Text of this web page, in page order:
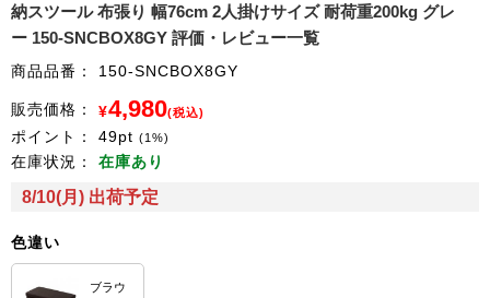
納スツール 布張り 幅76cm 2人掛けサイズ 耐荷重200kg グレ
ー 150-SNCBOX8GY 評価・レビュー一覧
商品品番： 150-SNCBOX8GY
販売価格： ¥4,980(税込)
ポイント： 49pt (1%)
在庫状況： 在庫あり
8/10(月) 出荷予定
色違い
ブラウ